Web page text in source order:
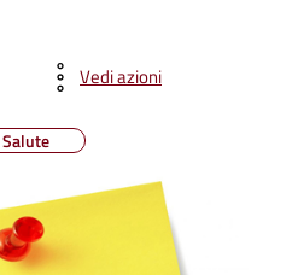
Vedi azioni
Salute